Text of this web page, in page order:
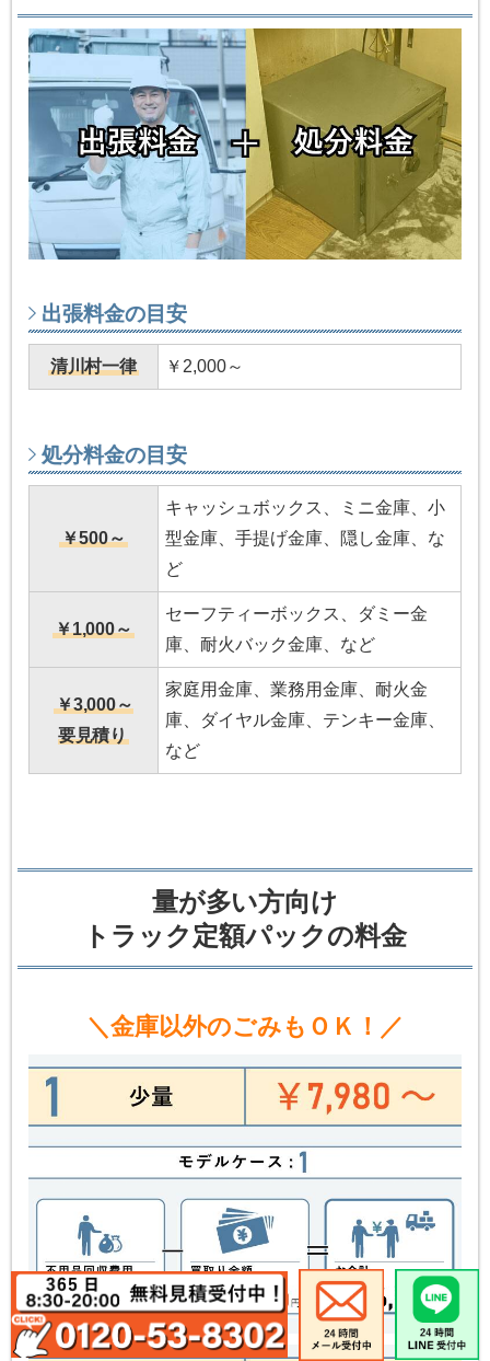
出張料金の目安
清川村一律 ￥2,000～
処分料金の目安
￥500～
キャッシュボックス、ミニ金庫、小
型金庫、手提げ金庫、隠し金庫、な
ど
￥1,000～
セーフティーボックス、ダミー金
庫、耐火バック金庫、など
￥3,000～
要見積り
家庭用金庫、業務用金庫、耐火金
庫、ダイヤル金庫、テンキー金庫、
など
量が多い方向け
トラック定額パックの料金
＼金庫以外のごみもＯＫ！／